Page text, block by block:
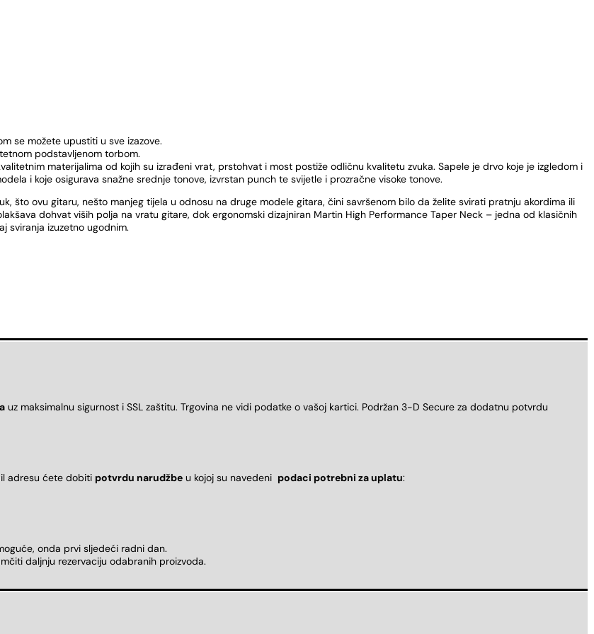
se možete upustiti u sve izazove.
podstavljenom torbom.
materijalima od kojih su izrađeni vrat, prstohvat i most postiže odličnu kvalitetu zvuka. Sapele je drvo koje je izgledom i
i koje osigurava snažne srednje tonove, izvrstan punch te svijetle i prozračne visoke tonove.
što ovu gitaru, nešto manjeg tijela u odnosu na druge modele gitara, čini savršenom bilo da želite svirati pratnju akordima ili
dohvat viših polja na vratu gitare, dok ergonomski dizajniran Martin High Performance Taper Neck – jedna od klasičnih
sviranja izuzetno ugodnim.
uz maksimalnu sigurnost i SSL zaštitu. Trgovina ne vidi podatke o vašoj kartici. Podržan 3-D Secure za dodatnu potvrdu
adresu ćete dobiti potvrdu narudžbe u kojoj su navedeni podaci potrebni za uplatu:
onda prvi sljedeći radni dan.
daljnju rezervaciju odabranih proizvoda.